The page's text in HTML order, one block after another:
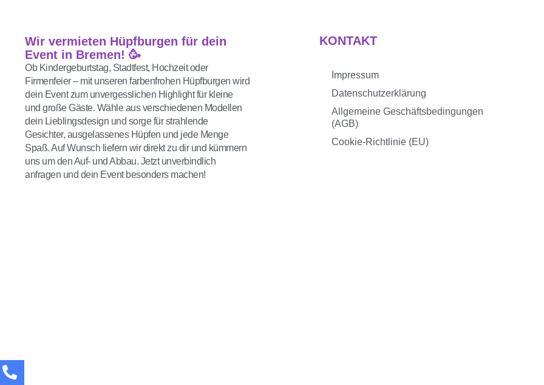
Wir vermieten Hüpfburgen für dein
Event in Bremen! 🥳
Ob Kindergeburtstag, Stadtfest, Hochzeit oder
Firmenfeier – mit unseren farbenfrohen Hüpfburgen wird
dein Event zum unvergesslichen Highlight für kleine
und große Gäste. Wähle aus verschiedenen Modellen
dein Lieblingsdesign und sorge für strahlende
Gesichter, ausgelassenes Hüpfen und jede Menge
Spaß. Auf Wunsch liefern wir direkt zu dir und kümmern
uns um den Auf- und Abbau. Jetzt unverbindlich
anfragen und dein Event besonders machen!
KONTAKT
Impressum
Datenschutzerklärung
Allgemeine Geschäftsbedingungen
(AGB)
Cookie-Richtlinie (EU)